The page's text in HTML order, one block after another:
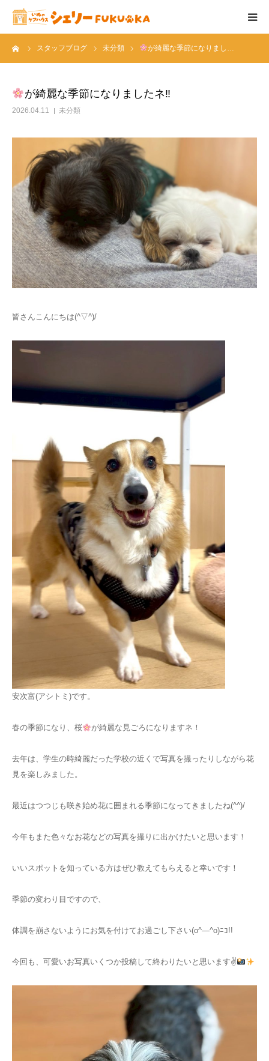
スタッフブログ 未分類 が綺麗な季節になりまし…
が綺麗な季節になりましたネ‼
2026.04.11 未分類
皆さんこんにちは(^▽^)/
安次富(アシトミ)です。
春の季節になり、桜 が綺麗な見ごろになりますネ！
去年は、学生の時綺麗だった学校の近くで写真を撮ったりしながら花
見を楽しみました。
最近はつつじも咲き始め花に囲まれる季節になってきましたね(^^)/
今年もまた色々なお花などの写真を撮りに出かけたいと思います！
いいスポットを知っている方はぜひ教えてもらえると幸いです！
季節の変わり目ですので、
体調を崩さないようにお気を付けてお過ごし下さい(o^―^o)ﾆｺ!!
今回も、可愛いお写真いくつか投稿して終わりたいと思います✌
シェリーについて
料金表
店舗概要
ブログ
スタッフ紹介